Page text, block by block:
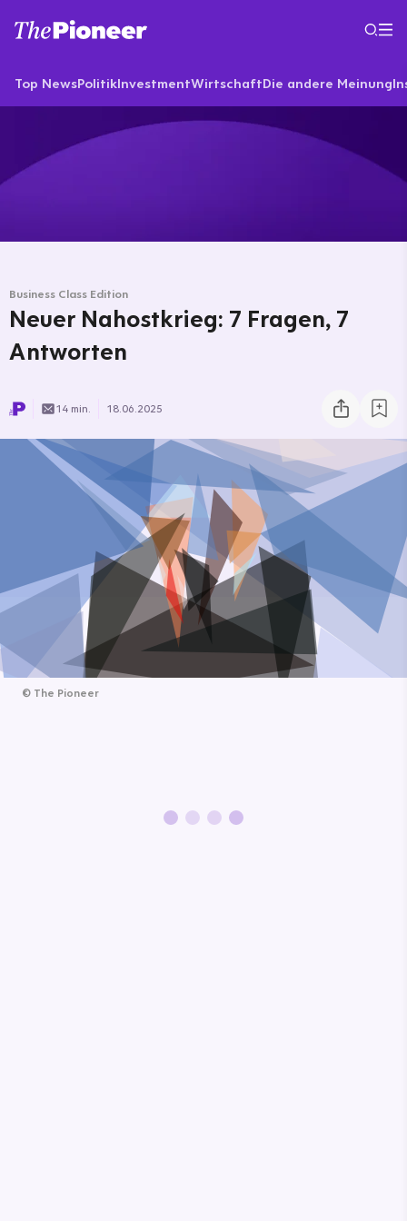
Top NewsPolitikInvestmentWirtschaftDie andere Meinung
Business Class Edition
Neuer Nahostkrieg: 7 Fragen, 7
Antworten
14 min. 18.06.2025
© The Pioneer